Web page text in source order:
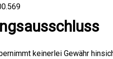
keinerlei Gewähr